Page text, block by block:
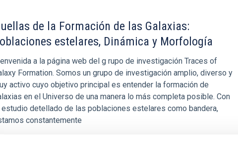
de la Formación de las Galaxias:
estelares, Dinámica y Morfología
a la página web del g rupo de investigación Traces of
Formation. Somos un grupo de investigación amplio, diverso y
activo cuyo objetivo principal es entender la formación de
en el Universo de una manera lo más completa posible. Con
detellado de las poblaciones estelares como bandera,
constantemente